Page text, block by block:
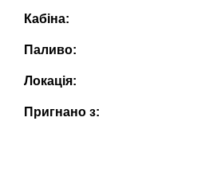
Кабіна:
Паливо:
Локація:
Пригнано з: